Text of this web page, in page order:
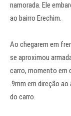
namorada. Ele
ao bairro Erechim.
Ao chegarem em
se aproximou
carro, momento em
.9mm em direção
do carro.